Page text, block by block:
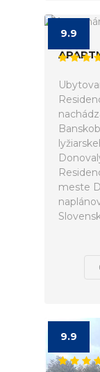
9.9
meste
9.9